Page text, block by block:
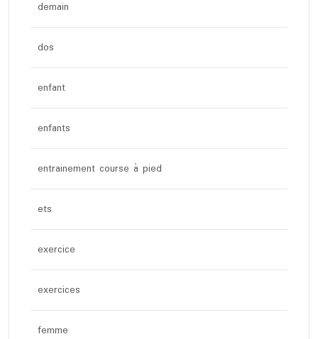
demain
dos
enfant
enfants
entrainement course à pied
ets
exercice
exercices
femme